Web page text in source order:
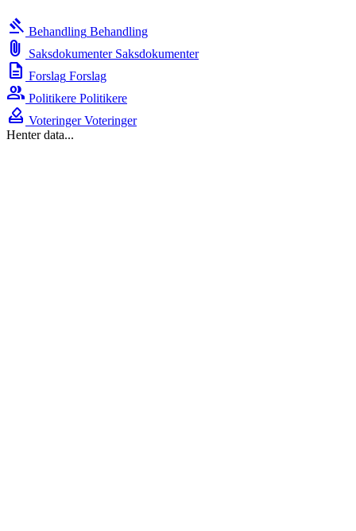
gavel Behandling Behandling
attach_file Saksdokumenter Saksdokumenter
description Forslag Forslag
group Politikere Politikere
how_to_vote Voteringer Voteringer
Henter data...